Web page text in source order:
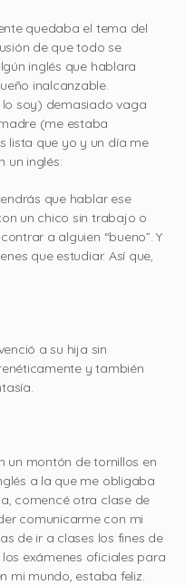
quedaba el tema del
de que todo se
inglés que hablara
inalcanzable.
soy) demasiado vaga
(me estaba
lista que yo y un día me
un inglés:
que hablar ese
un chico sin trabajo o
a alguien “bueno”. Y
que estudiar. Así que,
a su hija sin
y también
un montón de tornillos en
a la que me obligaba
comencé otra clase de
comunicarme con mi
de ir a clases los fines de
exámenes oficiales para
mi mundo, estaba feliz.